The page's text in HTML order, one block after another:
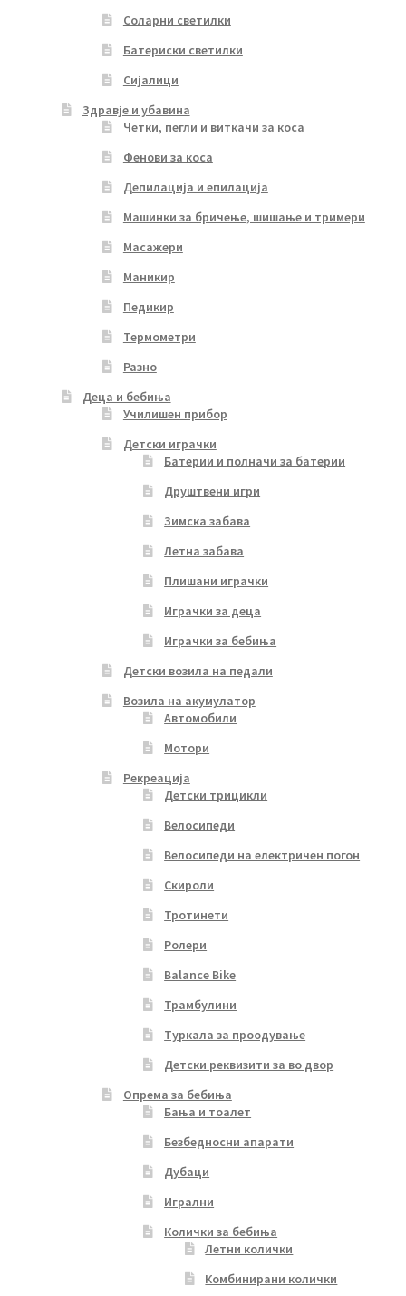
Соларни светилки
Батериски светилки
Сијалици
Здравје и убавина
Четки, пегли и виткачи за коса
Фенови за коса
Депилација и епилација
Машинки за бричење, шишање и тримери
Масажери
Маникир
Педикир
Термометри
Разно
Деца и бебиња
Училишен прибор
Детски играчки
Батерии и полначи за батерии
Друштвени игри
Зимска забава
Летна забава
Плишани играчки
Играчки за деца
Играчки за бебиња
Детски возила на педали
Возила на акумулатор
Автомобили
Мотори
Рекреација
Детски трицикли
Велосипеди
Велосипеди на електричен погон
Скироли
Тротинети
Ролери
Balance Bike
Трамбулини
Туркала за проодување
Детски реквизити за во двор
Опрема за бебиња
Бања и тоалет
Безбедносни апарати
Дубаци
Игрални
Колички за бебиња
Летни колички
Комбинирани колички